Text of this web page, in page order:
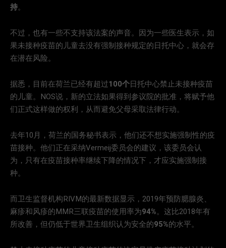
持。
不过，也有一些不支持该法案的声音。因为一些医生表示，如
果未接种疫苗的儿童去没有强制接种规定的日托中心，就会存
在潜在风险。
据悉，目前在荷兰已经有超过100个日托中心禁止未接种疫苗
的儿童。NOS说，新的立法如果得到参议院的批准，将赋予他
们正式这样做的权利，从而避免父母采取法律行动。
去年10月，荷兰的国务秘书表示，他们还不想实施强制性的疫
苗接种。他们正在采纳Vermeij委员会的建议，该委员会认
为，只有在疫苗接种率继续下降的情况下，才应实施强制接
种。
而卫生监督机构RIVM的最新数据显示，2019年预防腮腺炎、
麻疹和风疹的MMR三联疫苗的使用率为94%。这比2018年有
所改善，但仍低于世界卫生组织认为安全的95%的水平。